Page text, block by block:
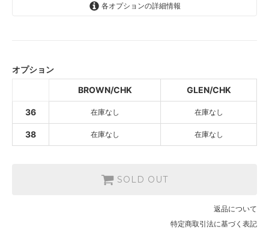
各オプションの詳細情報
SOLD OUT
BROWN/CHK
オプション
BROWN/CHK
GLEN/CHK
36 在庫なし 在庫なし
38 在庫なし 在庫なし
SOLD OUT
返品について
特定商取引法に基づく表記